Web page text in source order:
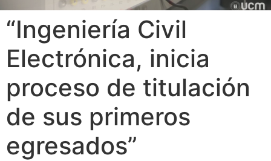
“Ingeniería Civil
Electrónica, inicia
proceso de titulación
de sus primeros
egresados”